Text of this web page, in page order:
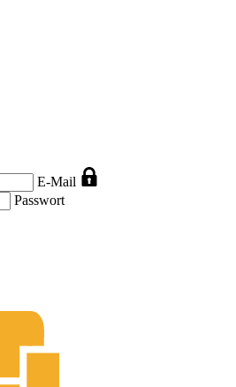
E-Mail
Passwort